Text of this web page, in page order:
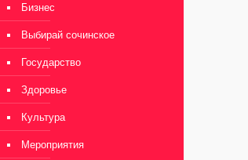
Бизнес
Выбирай сочинское
Государство
Здоровье
Культура
Мероприятия